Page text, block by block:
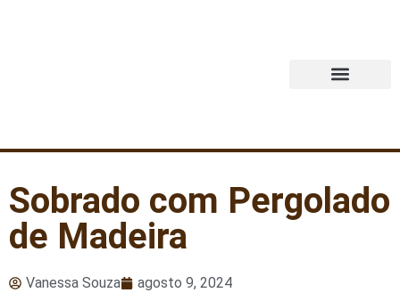
Sobrado com Pergolado
de Madeira
Vanessa Souza agosto 9, 2024